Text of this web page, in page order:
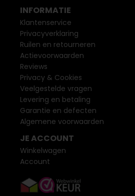
INFORMATIE
Klantenservice
Privacyverklaring
Ruilen en retourneren
Actievoorwaarden
Reviews
Privacy & Cookies
Veelgestelde vragen
Levering en betaling
Garantie en defecten
Algemene voorwaarden
JE ACCOUNT
Winkelwagen
Account